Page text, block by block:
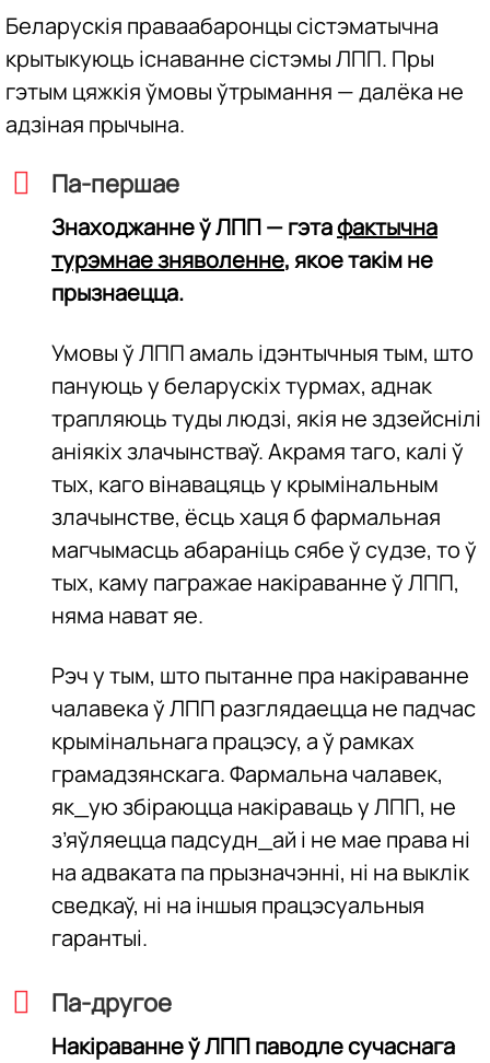
Беларускія праваабаронцы сістэматычна
крытыкуюць існаванне сістэмы ЛПП. Пры
гэтым цяжкія ўмовы ўтрымання — далёка не
адзіная прычына.
Па-першае
Знаходжанне ў ЛПП — гэтафактычна
турэмнае зняволенне, якое такім не
прызнаецца.
Умовы ў ЛПП амаль ідэнтычныя тым, што
пануюць у беларускіх турмах, аднак
трапляюць туды людзі, якія не здзейснілі
аніякіх злачынстваў. Акрамя таго, калі ў
тых, каго вінавацяць у крымінальным
злачынстве, ёсць хаця б фармальная
магчымасць абараніць сябе ў судзе, то ў
тых, каму пагражае накіраванне ў ЛПП,
няма нават яе.
Рэч у тым, што пытанне пра накіраванне
чалавека ў ЛПП разглядаецца не падчас
крымінальнага працэсу, а ў рамках
грамадзянскага. Фармальна чалавек,
як_ую збіраюцца накіраваць у ЛПП, не
з’яўляецца падсудн_ай і не мае права ні
на адваката па прызначэнні, ні на выклік
сведкаў, ні на іншыя працэсуальныя
гарантыі.
Па-другое
Накіраванне ў ЛПП паводле сучаснага